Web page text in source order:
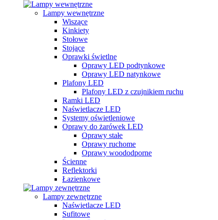
Lampy wewnętrzne
Wiszące
Kinkiety
Stołowe
Stojące
Oprawki świetlne
Oprawy LED podtynkowe
Oprawy LED natynkowe
Plafony LED
Plafony LED z czujnikiem ruchu
Ramki LED
Naświetlacze LED
Systemy oświetleniowe
Oprawy do żarówek LED
Oprawy stałe
Oprawy ruchome
Oprawy woododporne
Ścienne
Reflektorki
Łazienkowe
Lampy zewnętrzne
Naświetlacze LED
Sufitowe